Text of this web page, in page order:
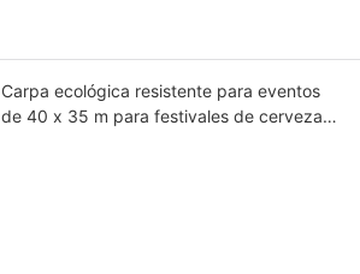
Carpa ecológica resistente para eventos
de 40 x 35 m para festivales de cerveza